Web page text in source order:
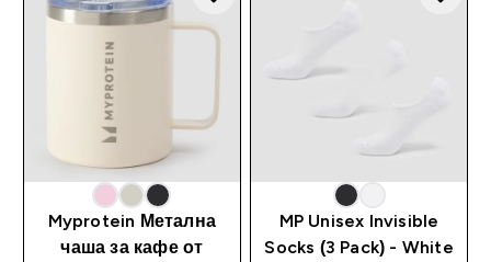
Myprotein Метална
чаша за кафе от
MP Unisex Invisible
Socks (3 Pack) - White